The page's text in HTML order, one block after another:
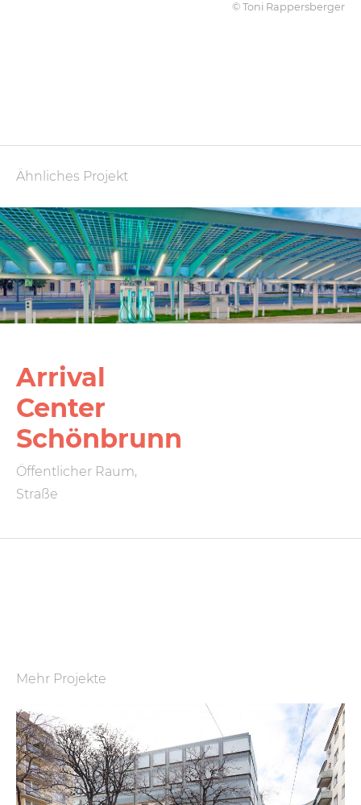
© Toni Rappersberger
Ähnliches Projekt
Arrival
Center
Schönbrunn
Öffentlicher Raum,
Straße
Mehr Projekte